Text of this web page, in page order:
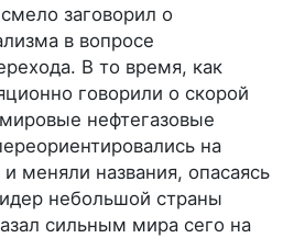
заговорил о
в вопросе
В то время, как
говорили о скорой
нефтегазовые
на
меняли названия, опасаясь
небольшой страны
сильным мира сего на